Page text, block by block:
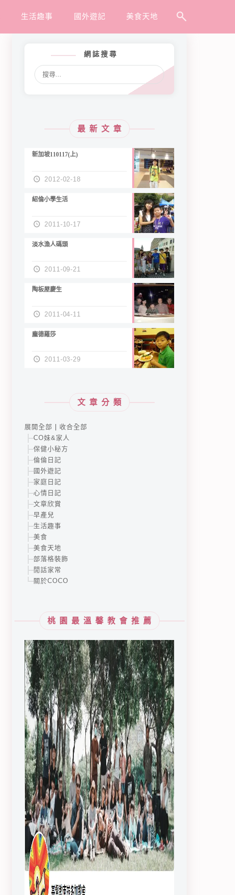
生活趣事 國外遊記 美食天地
網誌搜尋
最新文章
新加坡110117(上)
2012-02-18
紹倫小學生活
2011-10-17
淡水漁人碼頭
2011-09-21
陶板屋慶生
2011-04-11
龐德羅莎
2011-03-29
文章分類
展開全部
收合全部
CO妹&家人
保健小秘方
倫倫日記
國外遊記
家庭日記
心情日記
文章欣賞
早產兒
生活趣事
美食
美食天地
部落格裝飾
閒話家常
關於COCO
桃園最溫馨教會推薦